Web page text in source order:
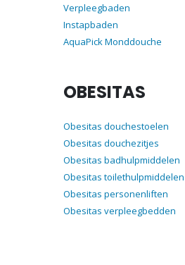
Verpleegbaden
Instapbaden
AquaPick Monddouche
OBESITAS
Obesitas douchestoelen
Obesitas douchezitjes
Obesitas badhulpmiddelen
Obesitas toilethulpmiddelen
Obesitas personenliften
Obesitas verpleegbedden